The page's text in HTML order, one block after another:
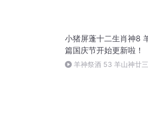
小猪屏蓬十二生肖神8
篇国庆节开始更新啦！
羊神祭酒 53 羊山神廿